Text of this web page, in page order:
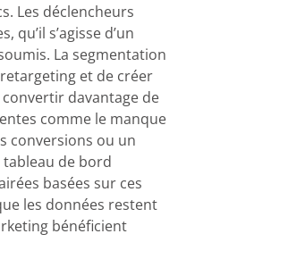
Les déclencheurs
s’agisse d’un
La segmentation
et de créer
davantage de
comme le manque
conversions ou un
de bord
basées sur ces
les données restent
bénéficient